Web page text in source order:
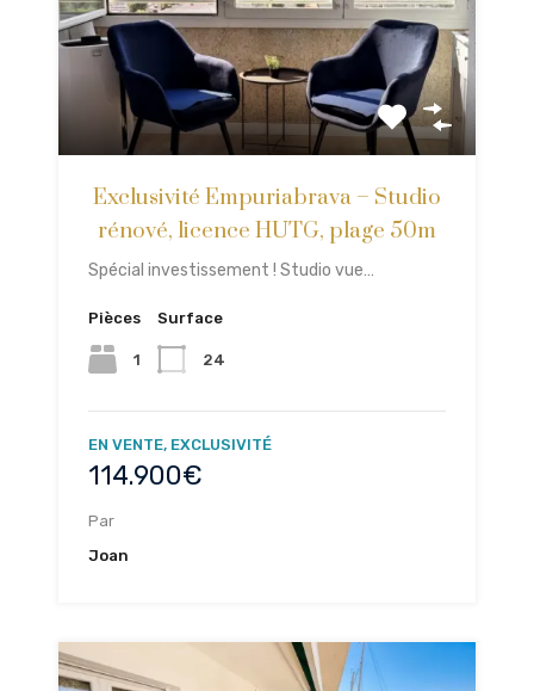
Exclusivité Empuriabrava – Studio
rénové, licence HUTG, plage 50m
Spécial investissement ! Studio vue…
Pièces
1
Surface
24
EN VENTE, EXCLUSIVITÉ
114.900€
Par
Joan